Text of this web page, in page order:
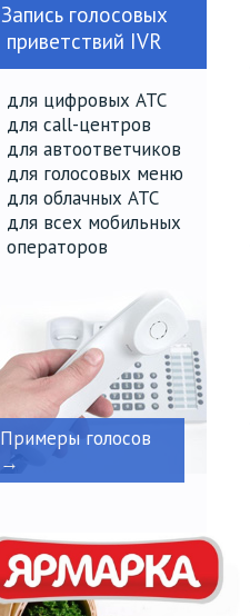
Запись голосовых
приветствий IVR
для цифровых АТС
для call-центров
для автоответчиков
для голосовых меню
для облачных АТС
для всех мобильных
операторов
Примеры голосов
→